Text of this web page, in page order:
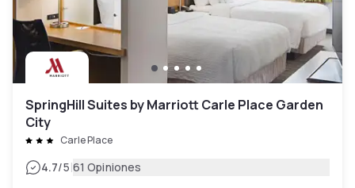
SpringHill Suites by Marriott Carle Place Garden
City
Carle Place
4.7/5|61 Opiniones